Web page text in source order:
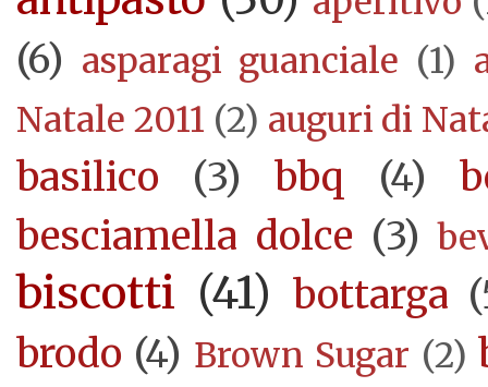
(6) asparagi guanciale (1)
Natale 2011 (2) auguri di
basilico (3) bbq (4)
besciamella dolce (3)
biscotti (41) bottarga
brodo (4) Brown Sugar (2)